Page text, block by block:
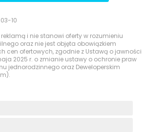
10
reklamą i nie stanowi oferty w rozumieniu
oraz nie jest objęta obowiązkiem
cen ofertowych, zgodnie z Ustawą o jawności
2025 r. o zmianie ustawy o ochronie praw
jednorodzinnego oraz Deweloperskim